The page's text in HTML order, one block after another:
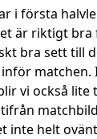
i första
är riktigt
bra sett till
vi också
inte helt